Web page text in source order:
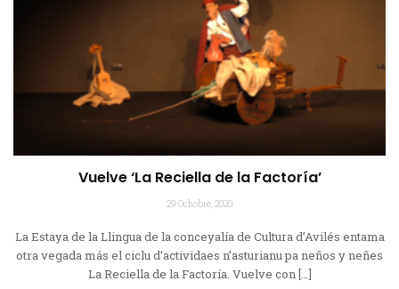
Vuelve ‘La Reciella de la Factoría’
29 Ochobre, 2020
La Estaya de la Llingua de la conceyalía de Cultura d’Avilés entama
otra vegada más el ciclu d’actividaes n’asturianu pa neños y neñes
La Reciella de la Factoría. Vuelve con […]